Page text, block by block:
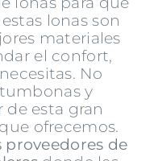
lonas son
materiales
el confort,
No
y
esta gran
ofrecemos.
proveedores de